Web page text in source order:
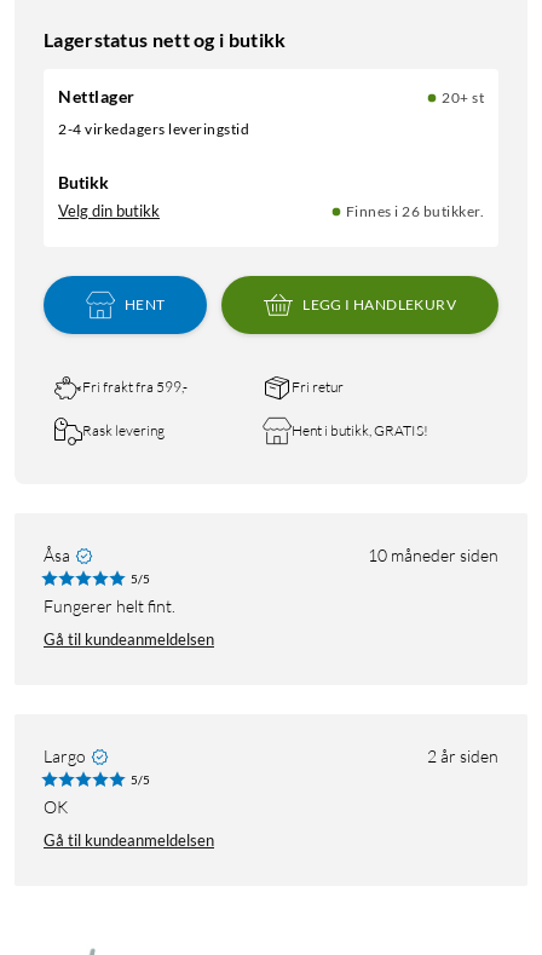
Lagerstatus nett og i butikk
Nettlager
20+ st
2-4 virkedagers leveringstid
Butikk
Velg din butikk Finnes i 26 butikker.
HENT LEGG I HANDLEKURV
Fri frakt fra 599,- Fri retur
Rask levering Hent i butikk, GRATIS!
Åsa 10 måneder siden
5/5
Fungerer helt fint.
Gå til kundeanmeldelsen
Largo 2 år siden
5/5
OK
Gå til kundeanmeldelsen